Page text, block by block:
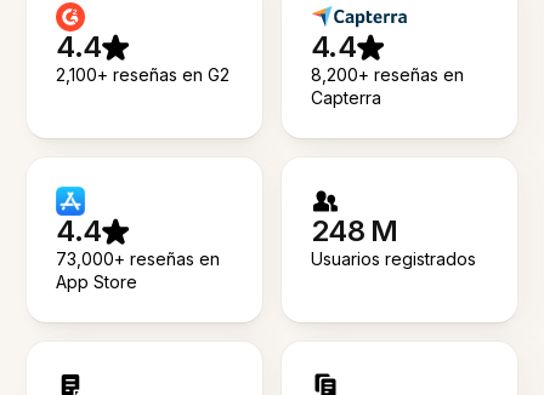
4.4
2,100+ reseñas en G2
4.4
8,200+ reseñas en
Capterra
4.4
73,000+ reseñas en
App Store
248 M
Usuarios registrados